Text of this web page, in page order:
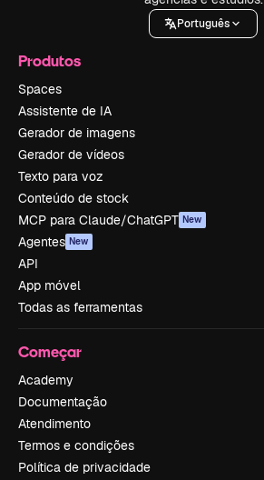
Português
Produtos
Spaces
Assistente de IA
Gerador de imagens
Gerador de vídeos
Texto para voz
Conteúdo de stock
MCP para Claude/ChatGPT New
Agentes New
API
App móvel
Todas as ferramentas
Começar
Academy
Documentação
Atendimento
Termos e condições
Política de privacidade